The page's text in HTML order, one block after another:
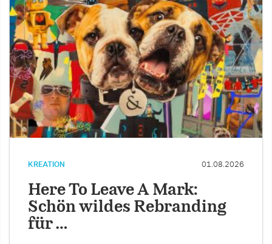
KREATION 01.08.2026
Here To Leave A Mark:
Schön wildes Rebranding
für …